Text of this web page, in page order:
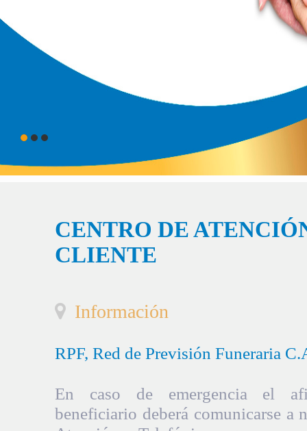
a las
CENTRO DE
CLIENTE
Información
RPF, Red de Previsión Funeraria
En caso de emergencia el
beneficiario deberá comunicarse a